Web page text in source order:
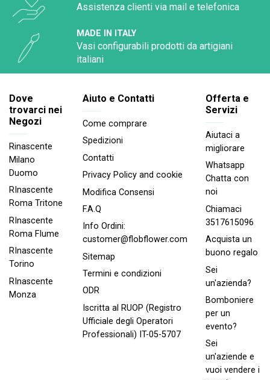
Assistenza clienti via mail e telefonica
MADE IN ITALY
Vasi configurabili prodotti da artigiani
italiani
Dove
trovarci nei
Negozi
Rinascente
Milano
Duomo
RInascente
Roma Tritone
RInascente
Roma FIume
RInascente
Torino
RInascente
Monza
Aiuto e Contatti
Come comprare
Spedizioni
Contatti
Privacy Policy and cookie
Modifica Consensi
F.A.Q
Info Ordini:
customer@flobflower.com
Sitemap
Termini e condizioni
ODR
Iscritta al RUOP (Registro
Ufficiale degli Operatori
Professionali) IT-05-5707
Offerta e
Servizi
Aiutaci a
migliorare
Whatsapp
Chatta con
noi
Chiamaci
3517615096
Acquista un
buono regalo
Sei
un'azienda?
Bomboniere
per un
evento?
Sei
un'aziende e
vuoi vendere i